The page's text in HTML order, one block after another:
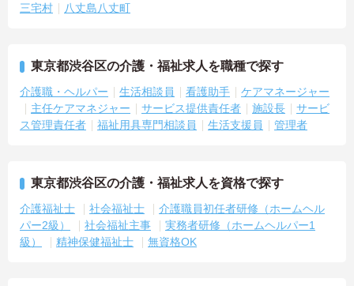
三宅村
八丈島八丈町
東京都渋谷区の介護・福祉求人を職種で探す
介護職・ヘルパー 生活相談員 看護助手
ケアマネージャー
主任ケアマネジャー
サービス提供責任者 施設長
サービ
ス管理責任者
福祉用具専門相談員 生活支援員 管理者
東京都渋谷区の介護・福祉求人を資格で探す
介護福祉士 社会福祉士
介護職員初任者研修（ホームヘル
パー2級）
社会福祉主事
実務者研修（ホームヘルパー1
級）
精神保健福祉士 無資格OK